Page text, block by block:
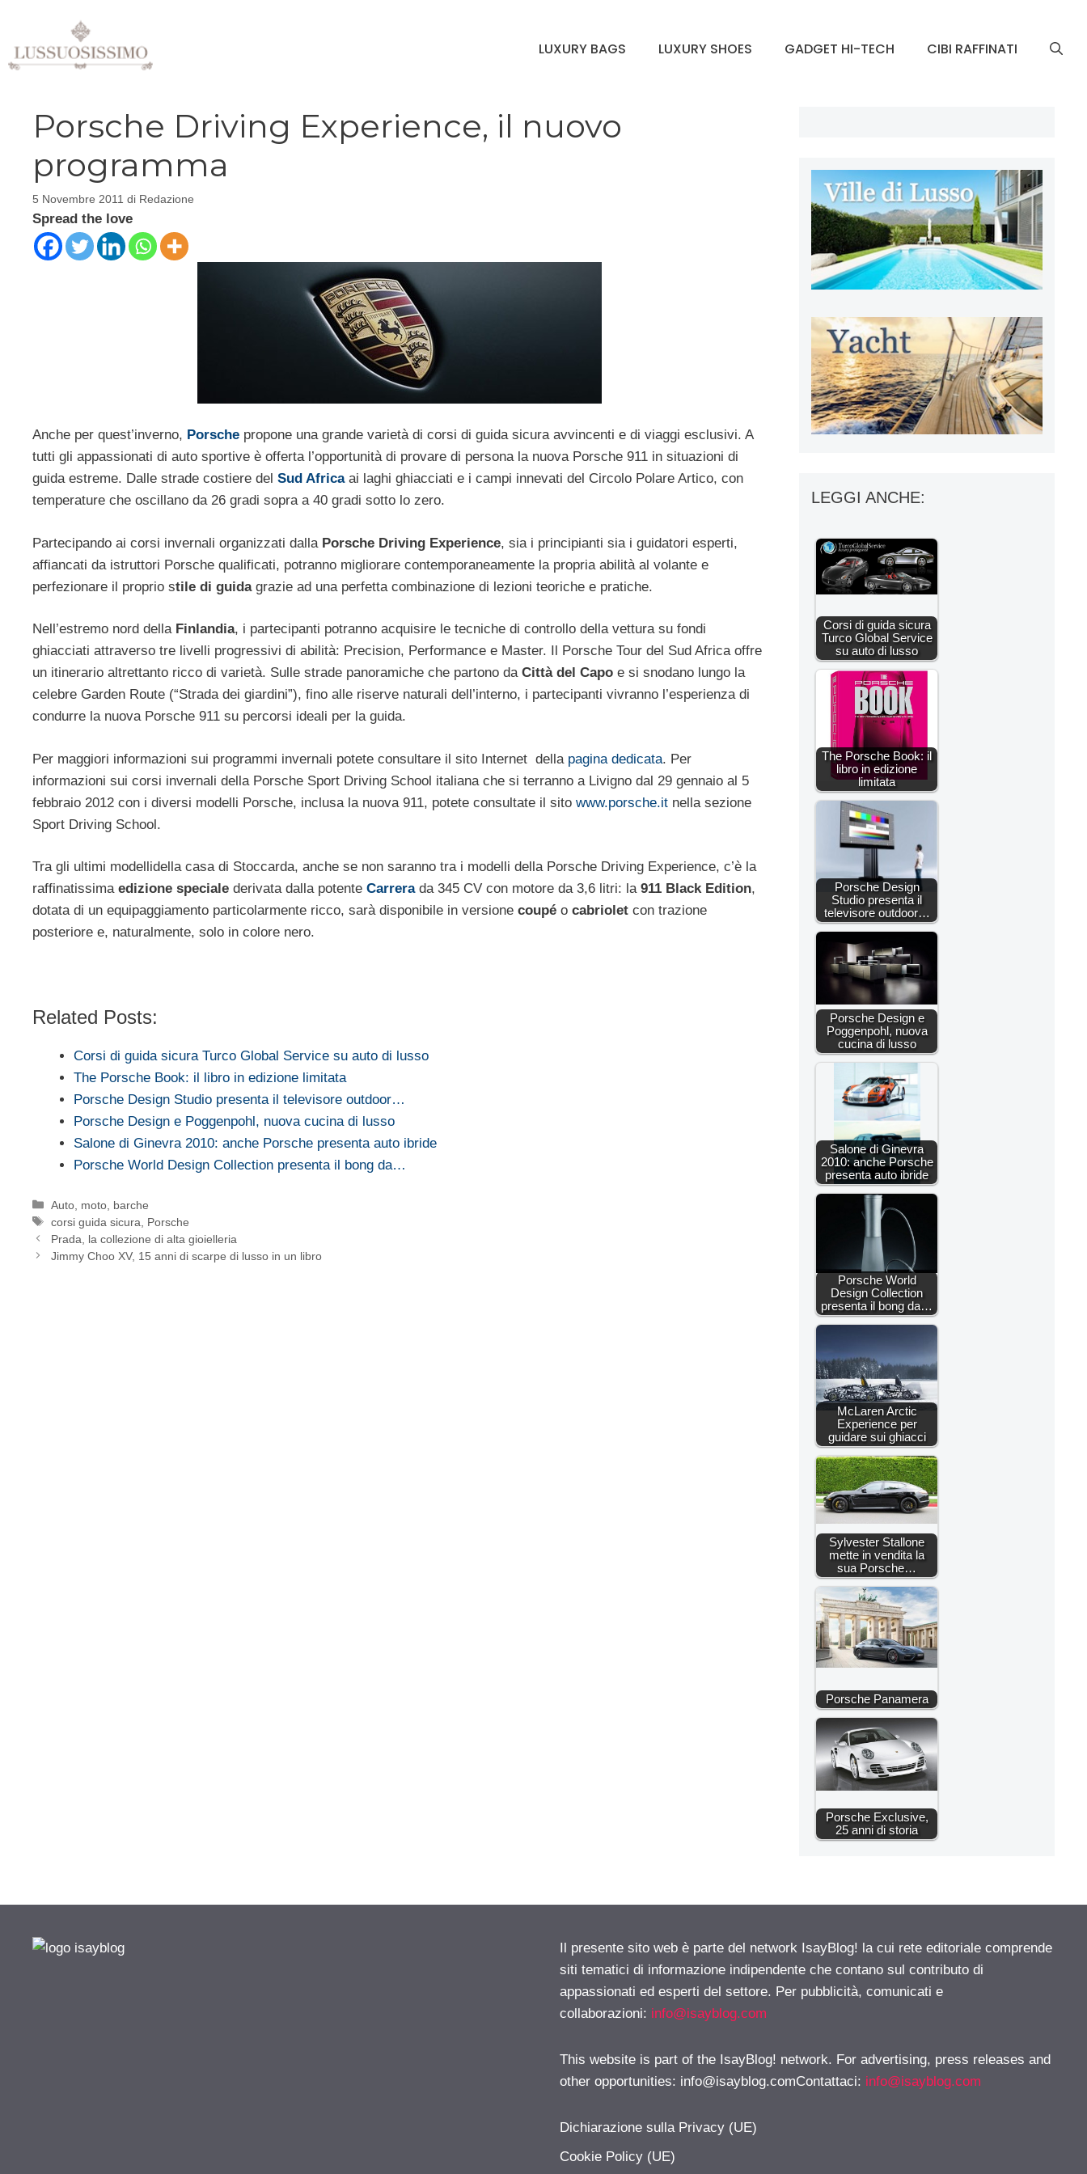
contenuto
LUXURY BAGS LUXURY SHOES GADGET HI-TECH CIBI RAFFINATI
Porsche Driving Experience, il nuovo
programma
5 Novembre 2011 di Redazione
Spread the love
Anche per quest’inverno, Porsche propone una grande varietà di corsi di guida sicura avvincenti e di viaggi esclusivi. A
tutti gli appassionati di auto sportive è offerta l’opportunità di provare di persona la nuova Porsche 911 in situazioni di
guida estreme. Dalle strade costiere del Sud Africaai laghi ghiacciati e i campi innevati del Circolo Polare Artico, con
temperature che oscillano da 26 gradi sopra a 40 gradi sotto lo zero.
Partecipando ai corsi invernali organizzati dalla Porsche Driving Experience, sia i principianti sia i guidatori esperti,
affiancati da istruttori Porsche qualificati, potranno migliorare contemporaneamente la propria abilità al volante e
perfezionare il proprio stile di guidagrazie ad una perfetta combinazione di lezioni teoriche e pratiche.
Nell’estremo nord della Finlandia, i partecipanti potranno acquisire le tecniche di controllo della vettura su fondi
ghiacciati attraverso tre livelli progressivi di abilità: Precision, Performance e Master. Il Porsche Tour del Sud Africa offre
un itinerario altrettanto ricco di varietà. Sulle strade panoramiche che partono da Città del Capo e si snodano lungo la
celebre Garden Route (“Strada dei giardini”), fino alle riserve naturali dell’interno, i partecipanti vivranno l’esperienza di
condurre la nuova Porsche 911 su percorsi ideali per la guida.
Per maggiori informazioni sui programmi invernali potete consultare il sito Internet della pagina dedicata. Per
informazioni sui corsi invernali della Porsche Sport Driving School italiana che si terranno a Livigno dal 29 gennaio al 5
febbraio 2012 con i diversi modelli Porsche, inclusa la nuova 911, potete consultate il sito www.porsche.it nella sezione
Sport Driving School.
Tra gli ultimi modellidella casa di Stoccarda, anche se non saranno tra i modelli della Porsche Driving Experience, c’è la
raffinatissima edizione speciale derivata dalla potente Carrerada 345 CV con motore da 3,6 litri: la 911 Black Edition,
dotata di un equipaggiamento particolarmente ricco, sarà disponibile in versione coupé o cabriolet con trazione
posteriore e, naturalmente, solo in colore nero.
Related Posts:
Corsi di guida sicura Turco Global Service su auto di lusso
The Porsche Book: il libro in edizione limitata
Porsche Design Studio presenta il televisore outdoor…
Porsche Design e Poggenpohl, nuova cucina di lusso
Salone di Ginevra 2010: anche Porsche presenta auto ibride
Porsche World Design Collection presenta il bong da…
Categorie
Auto, moto, barche
Tag
corsi guida sicura
Porsche
Prada, la collezione di alta gioielleria
Jimmy Choo XV, 15 anni di scarpe di lusso in un libro
LEGGI ANCHE:
Corsi di guida sicura
Turco Global Service
su auto di lusso
The Porsche Book: il
libro in edizione
limitata
Porsche Design
Studio presenta il
televisore outdoor…
Porsche Design e
Poggenpohl, nuova
cucina di lusso
Salone di Ginevra
2010: anche Porsche
presenta auto ibride
Porsche World
Design Collection
presenta il bong da…
McLaren Arctic
Experience per
guidare sui ghiacci
Sylvester Stallone
mette in vendita la
sua Porsche…
Porsche Panamera
Porsche Exclusive,
25 anni di storia
Il presente sito web è parte del network IsayBlog! la cui rete editoriale comprende
siti tematici di informazione indipendente che contano sul contributo di
appassionati ed esperti del settore. Per pubblicità, comunicati e
collaborazioni: info@isayblog.com
This website is part of the IsayBlog! network. For advertising, press releases and
other opportunities: info@isayblog.comContattaci: info@isayblog.com
Dichiarazione sulla Privacy (UE)
Cookie Policy (UE)